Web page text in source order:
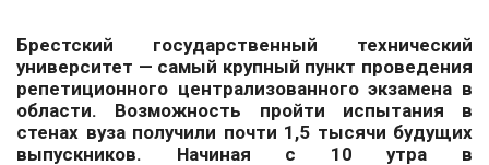
Брестский государственный технический
университет — самый крупный пункт проведения
репетиционного централизованного экзамена в
области. Возможность пройти испытания в
стенах вуза получили почти 1,5 тысячи будущих
выпускников. Начиная с 10 утра в